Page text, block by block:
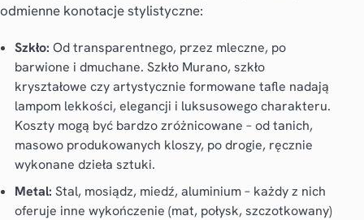
odmienne konotacje stylistyczne:
Szkło: Od transparentnego, przez mleczne, po
barwione i dmuchane. Szkło Murano, szkło
kryształowe czy artystycznie formowane tafle nadają
lampom lekkości, elegancji i luksusowego charakteru.
Koszty mogą być bardzo zróżnicowane – od tanich,
masowo produkowanych kloszy, po drogie, ręcznie
wykonane dzieła sztuki.
Metal: Stal, mosiądz, miedź, aluminium – każdy z nich
oferuje inne wykończenie (mat, połysk, szczotkowany)